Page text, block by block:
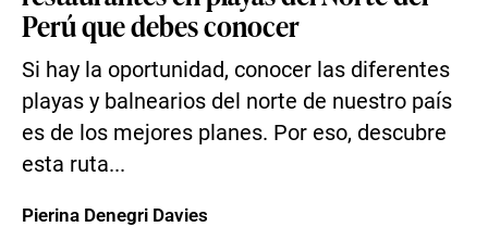
Perú que debes conocer
Si hay la oportunidad, conocer las diferentes
playas y balnearios del norte de nuestro país
es de los mejores planes. Por eso, descubre
esta ruta...
Pierina Denegri Davies